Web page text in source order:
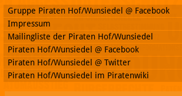
Gruppe Piraten Hof/Wunsiedel @ Facebook
Impressum
Mailingliste der Piraten Hof/Wunsiedel
Piraten Hof/Wunsiedel @ Facebook
Piraten Hof/Wunsiedel @ Twitter
Piraten Hof/Wunsiedel im Piratenwiki